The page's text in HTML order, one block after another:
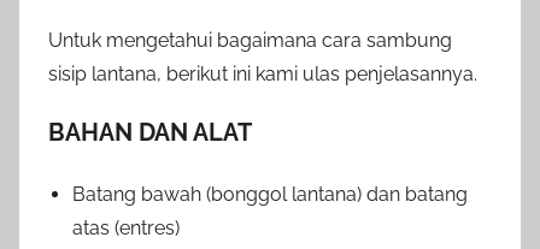
Untuk mengetahui bagaimana cara sambung
sisip lantana, berikut ini kami ulas penjelasannya.
BAHAN DAN ALAT
Batang bawah (bonggol lantana) dan batang
atas (entres)